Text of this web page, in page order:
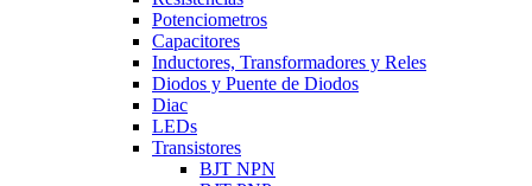
Potenciometros
Capacitores
Inductores, Transformadores y Reles
Diodos y Puente de Diodos
Diac
LEDs
Transistores
BJT NPN